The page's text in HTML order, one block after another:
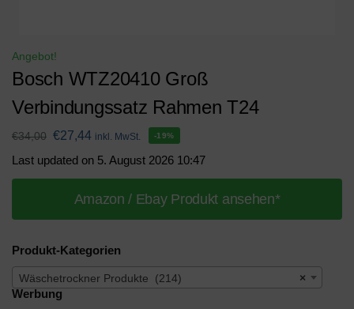
Angebot!
Bosch WTZ20410 Groß
Verbindungssatz Rahmen T24
€34,00 €27,44 inkl. MwSt. -19%
Last updated on 5. August 2026 10:47
Amazon / Ebay Produkt ansehen*
Produkt-Kategorien
×
Wäschetrockner Produkte (214)
Werbung